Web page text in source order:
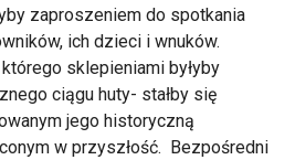
zaproszeniem do spotkania
ich dzieci i wnuków.
sklepieniami byłyby
ciągu huty- stałby się
jego historyczną
w przyszłość. Bezpośredni